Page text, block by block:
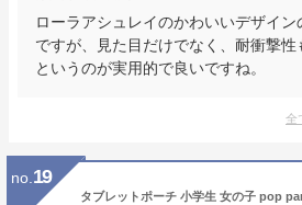
ローラアシュレイのかわいいデザイ
ですが、見た目だけでなく、耐衝撃性
というのが実用的で良いですね。
全
no. 19